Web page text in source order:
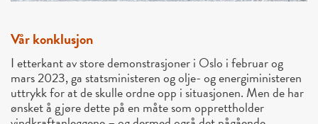
Vår konklusjon
I etterkant av store demonstrasjoner i Oslo i februar og
mars 2023, ga statsministeren og olje- og energiministeren
uttrykk for at de skulle ordne opp i situasjonen. Men de har
ønsket å gjøre dette på en måte som opprettholder